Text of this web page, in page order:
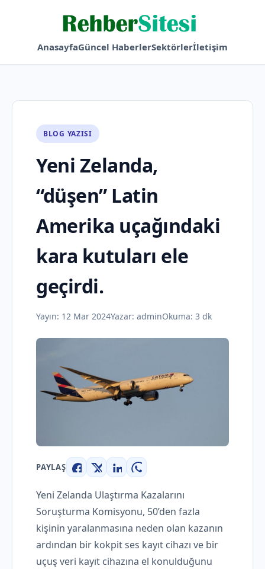
AnasayfaGüncel HaberlerSektörlerİletişim
BLOG YAZISI
Yeni Zelanda,
“düşen” Latin
Amerika uçağındaki
kara kutuları ele
geçirdi.
Yayın: 12 Mar 2024Yazar: adminOkuma: 3 dk
PAYLAŞ
Facebook
X LinkedInWhatsApp
Yeni Zelanda Ulaştırma Kazalarını
Soruşturma Komisyonu, 50’den fazla
kişinin yaralanmasına neden olan kazanın
ardından bir kokpit ses kayıt cihazı ve bir
uçuş veri kayıt cihazına el konulduğunu